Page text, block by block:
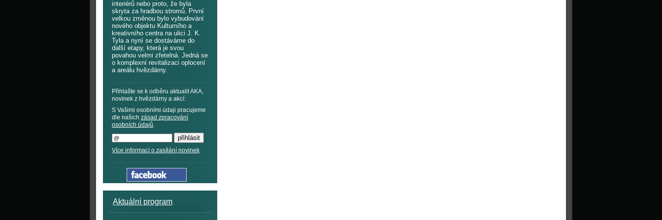
interiérů nebo proto, že byla
skryta za hradbou stromů. První
velkou změnou bylo vybudování
nového objektu Kulturního a
kreativního centra na ulici J. K.
Tyla a nyní se dostáváme do
další etapy, která je svou
povahou velmi zřetelná. Jedná se
o komplexní revitalizaci oplocení
a areálu hvězdárny.
Přihlašte se k odběru aktualit AKA,
novinek z hvězdárny a akcí:
S Vašimi osobními údaji pracujeme
dle našich zásad zpracování
osobních údajů.
Více informací o zasílání novinek
Aktuální program